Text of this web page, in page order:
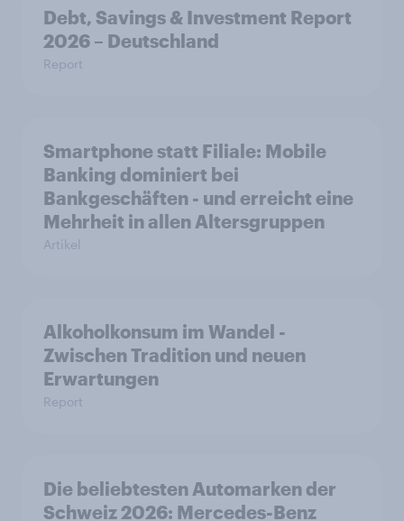
Debt, Savings & Investment Report
2026 – Deutschland
Report
Smartphone statt Filiale: Mobile
Banking dominiert bei
Bankgeschäften - und erreicht eine
Mehrheit in allen Altersgruppen
Artikel
Alkoholkonsum im Wandel​ -
Zwischen Tradition und neuen
Erwartungen
Report
Die beliebtesten Automarken der
Schweiz 2026: Mercedes-Benz